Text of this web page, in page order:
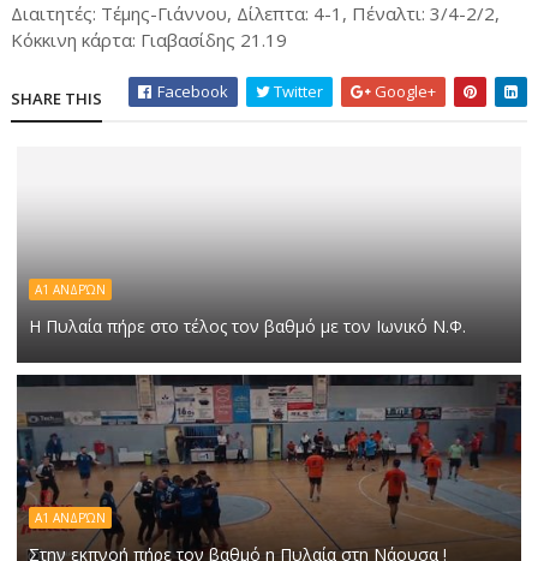
Διαιτητές: Τέμης-Γιάννου, Δίλεπτα: 4-1, Πέναλτι: 3/4-2/2,
Κόκκινη κάρτα: Γιαβασίδης 21.19
SHARE THIS Facebook Twitter Google+
Α1 ΑΝΔΡΏΝ
Η Πυλαία πήρε στο τέλος τον βαθμό με τον Ιωνικό Ν.Φ.
Α1 ΑΝΔΡΏΝ
Στην εκπνοή πήρε τον βαθμό η Πυλαία στη Νάουσα !